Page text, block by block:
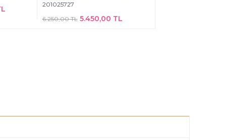
201025727
6.250,00 TL 5.450,00 TL